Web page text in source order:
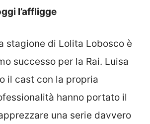
l’affligge
stagione di Lolita Lobosco è
successo per la Rai. Luisa
il cast con la propria
hanno portato il
una serie davvero